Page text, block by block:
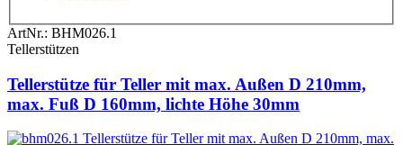
ArtNr.: BHM026.1
Tellerstützen
Tellerstütze für Teller mit max. Außen D 210mm,
max. Fuß D 160mm, lichte Höhe 30mm